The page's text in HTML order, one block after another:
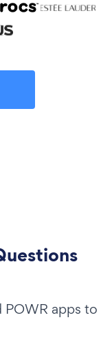
apps to